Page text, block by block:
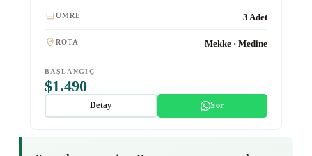
UMRE 3 Adet
ROTA Mekke · Medine
BAŞLANGIÇ
$1.490
Detay Sor